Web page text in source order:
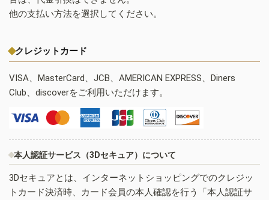
他の支払い方法を選択してください。
クレジットカード
VISA、MasterCard、JCB、AMERICAN EXPRESS、Diners
Club、discoverをご利用いただけます。
本人認証サービス（3Dセキュア）について
3Dセキュアとは、インターネットショッピングでのクレジッ
トカード決済時、カード会員の本人確認を行う「本人認証サ